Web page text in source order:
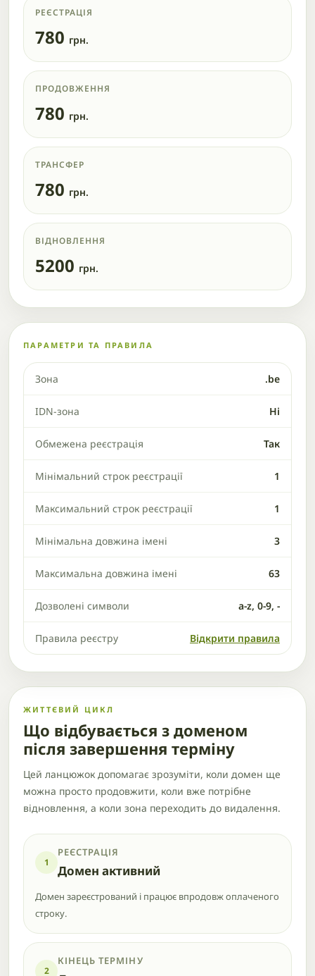
РЕЄСТРАЦІЯ
780 грн.
ПРОДОВЖЕННЯ
780 грн.
ТРАНСФЕР
780 грн.
ВІДНОВЛЕННЯ
5200 грн.
ПАРАМЕТРИ ТА ПРАВИЛА
Зона .be
IDN-зона Ні
Обмежена реєстрація Так
Мінімальний строк реєстрації 1
Максимальний строк реєстрації 1
Мінімальна довжина імені 3
Максимальна довжина імені 63
Дозволені символи a-z, 0-9, -
Правила реєстру Відкрити правила
ЖИТТЄВИЙ ЦИКЛ
Що відбувається з доменом
після завершення терміну
Цей ланцюжок допомагає зрозуміти, коли домен ще
можна просто продовжити, коли вже потрібне
відновлення, а коли зона переходить до видалення.
1
РЕЄСТРАЦІЯ
Домен активний
Домен зареєстрований і працює впродовж оплаченого
строку.
2
КІНЕЦЬ ТЕРМІНУ